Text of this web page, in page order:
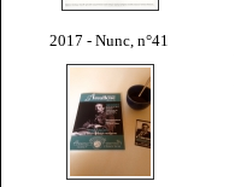
2017 - Nunc, n°41